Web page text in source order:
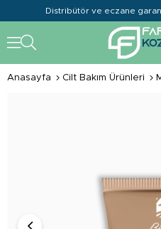
Distribütör ve eczane
Anasayfa Cilt Bakım Ürünleri